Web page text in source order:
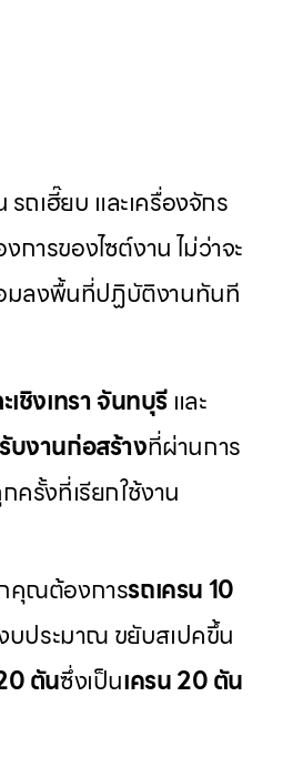
ถเฮี๊ยบ และเครื่องจักร
ารของไซต์งาน ไม่ว่าจะ
มลงพื้นที่ปฏิบัติงานทันที
เชิงเทราจันทบุรีและ
บงานก่อสร้างที่ผ่านการ
ครั้งที่เรียกใช้งาน
คุณต้องการรถเครน 10
ประมาณ ขยับสเปคขึ้น
ตันซึ่งเป็นเครน 20 ตัน